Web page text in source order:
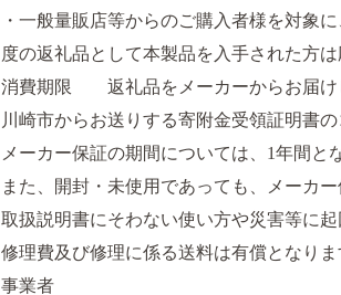
・一般量販店等からのご購入者様を対象
度の返礼品として本製品を入手された方
消費期限 返礼品をメーカーからお届け
川崎市からお送りする寄附金受領証明書
メーカー保証の期間については、1年間と
また、開封・未使用であっても、メーカ
取扱説明書にそわない使い方や災害等に起
修理費及び修理に係る送料は有償となりま
事業者